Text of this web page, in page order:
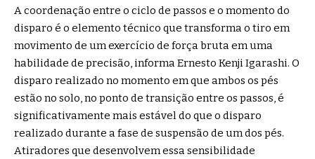
A coordenação entre o ciclo de passos e o momento do
disparo é o elemento técnico que transforma o tiro em
movimento de um exercício de força bruta em uma
habilidade de precisão, informa Ernesto Kenji Igarashi. O
disparo realizado no momento em que ambos os pés
estão no solo, no ponto de transição entre os passos, é
significativamente mais estável do que o disparo
realizado durante a fase de suspensão de um dos pés.
Atiradores que desenvolvem essa sensibilidade